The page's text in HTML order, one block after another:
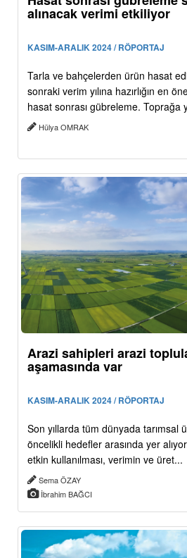
alınacak verimi etkiliyor
KASIM-ARALIK 2024 / RÖPORTAJ
Tarla ve bahçelerden ürün hasat
sonraki verim yılına hazırlığın en
hasat sonrası gübreleme. Toprağa
Hülya OMRAK
Arazi sahipleri arazi
aşamasında var
KASIM-ARALIK 2024 / RÖPORTAJ
Son yıllarda tüm dünyada tarımsal
öncelikli hedefler arasında yer
etkin kullanılması, verimin ve üret...
Sema ÖZAY
İbrahim BAĞCI